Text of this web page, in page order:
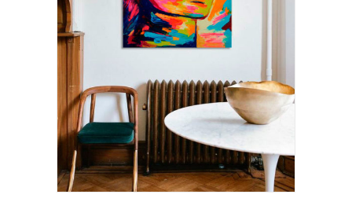
Recherche
Panier